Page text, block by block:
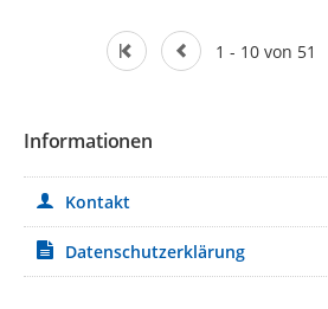
1 - 10 von 51
Informationen
Kontakt
Datenschutzerklärung